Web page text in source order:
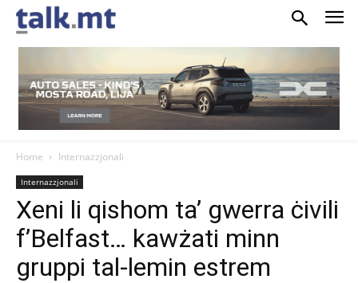
Home Internazzjonali
Internazzjonali
Xeni li qishom ta’ gwerra ċivili
f’Belfast… kawżati minn
gruppi tal-lemin estrem